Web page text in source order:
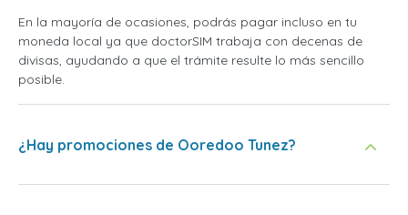
En la mayoría de ocasiones, podrás pagar incluso en tu
moneda local ya que doctorSIM trabaja con decenas de
divisas, ayudando a que el trámite resulte lo más sencillo
posible.
¿Hay promociones de Ooredoo Tunez?